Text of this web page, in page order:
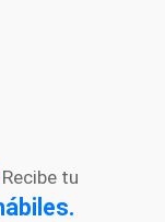
Recibe tu